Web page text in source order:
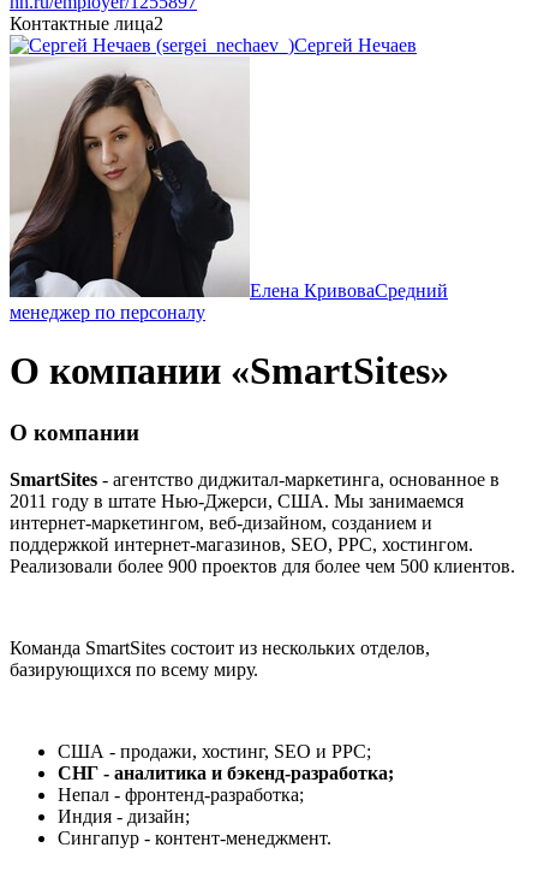
Контактные лица2
Сергей Нечаев
Елена КривоваСредний
менеджер по персоналу
О компании «SmartSites»
О компании
SmartSites - агентство диджитал-маркетинга, основанное в
2011 году в штате Нью-Джерси, США. Мы занимаемся
интернет-маркетингом, веб-дизайном, созданием и
поддержкой интернет-магазинов, SEO, PPC, хостингом.
Реализовали более 900 проектов для более чем 500 клиентов.
Команда SmartSites состоит из нескольких отделов,
базирующихся по всему миру.
США - продажи, хостинг, SEO и PPC;
СНГ - аналитика и бэкенд-разработка;
Непал - фронтенд-разработка;
Индия - дизайн;
Сингапур - контент-менеджмент.